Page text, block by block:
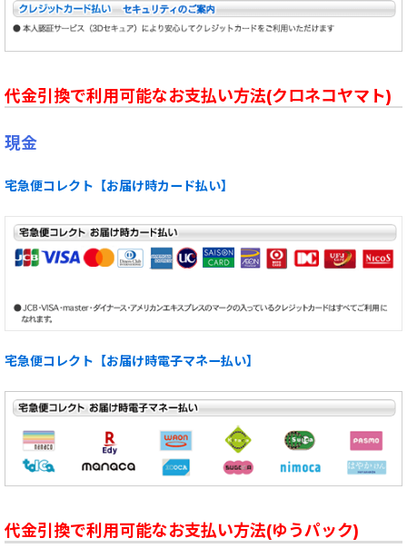
代金引換で利用可能なお支払い方法(クロネコヤマト)
現金
宅急便コレクト【お届け時カード払い】
宅急便コレクト【お届け時電子マネー払い】
代金引換で利用可能なお支払い方法(ゆうパック)